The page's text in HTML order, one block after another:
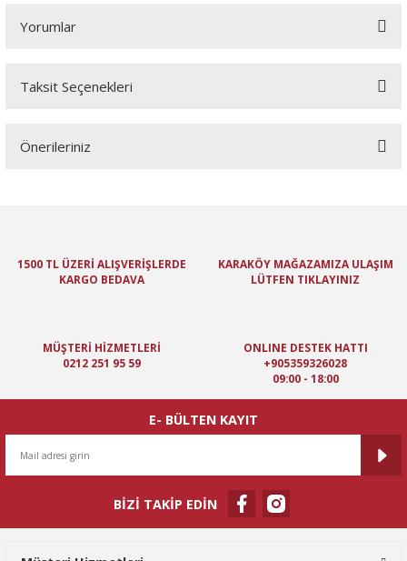
Yorumlar
Taksit Seçenekleri
Önerileriniz
Ürün resmi kalitesiz, bozuk veya görüntülenemiyor.
Ürün bilgilerinde hatalar bulunuyor.
Ürün fiyatı diğer sitelerden daha pahalı.
Gönder
1500 TL ÜZERİ ALIŞVERİŞLERDE
KARGO BEDAVA
KARAKÖY MAĞAZAMIZA ULAŞIM
LÜTFEN TIKLAYINIZ
MÜŞTERİ HİZMETLERİ
0212 251 95 59
ONLINE DESTEK HATTI
+905359326028
09:00 - 18:00
E- BÜLTEN KAYIT
BİZİ TAKİP EDİN